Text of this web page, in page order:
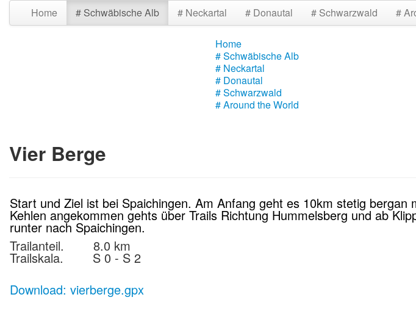
Home # Schwäbische Alb # Neckartal # Donautal # Schwarzwald #
Home
# Schwäbische Alb
# Neckartal
# Donautal
# Schwarzwald
# Around the World
Vier Berge
Start und Ziel ist bei Spaichingen. Am Anfang geht es 10km stetig
Kehlen angekommen gehts über Trails Richtung Hummelsberg und ab
runter nach Spaichingen.
Trailanteil. 8.0 km
Trailskala. S 0 - S 2
Download: vierberge.gpx